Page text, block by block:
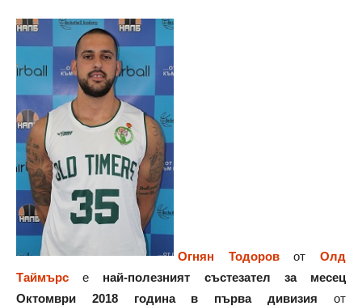
Огнян ТодоровотОлд
Таймърс е най-полезният състезател за месец
Октомври 2018 година в първа дивизия от